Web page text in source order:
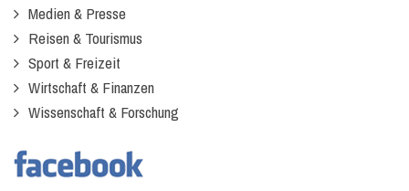
Medien & Presse
Reisen & Tourismus
Sport & Freizeit
Wirtschaft & Finanzen
Wissenschaft & Forschung